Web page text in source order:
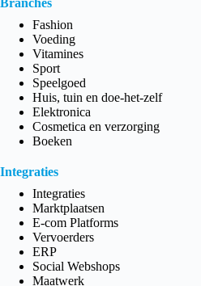
Branches
Fashion
Voeding
Vitamines
Sport
Speelgoed
Huis, tuin en doe-het-zelf
Elektronica
Cosmetica en verzorging
Boeken
Integraties
Integraties
Marktplaatsen
E-com Platforms
Vervoerders
ERP
Social Webshops
Maatwerk